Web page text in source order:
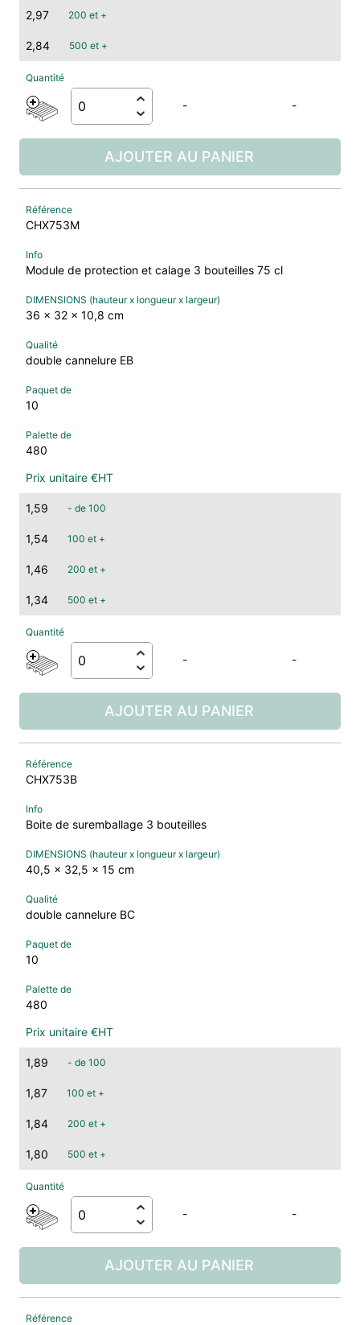
2,97 200 et +
2,84 500 et +
- -
AJOUTER AU PANIER
CHX753M
Module de protection et calage 3 bouteilles 75 cl
36 x 32 x 10,8 cm
double cannelure EB
10
480
1,59 - de 100
1,54 100 et +
1,46 200 et +
1,34 500 et +
- -
AJOUTER AU PANIER
CHX753B
Boite de suremballage 3 bouteilles
40,5 x 32,5 x 15 cm
double cannelure BC
10
480
1,89 - de 100
1,87 100 et +
1,84 200 et +
1,80 500 et +
- -
AJOUTER AU PANIER